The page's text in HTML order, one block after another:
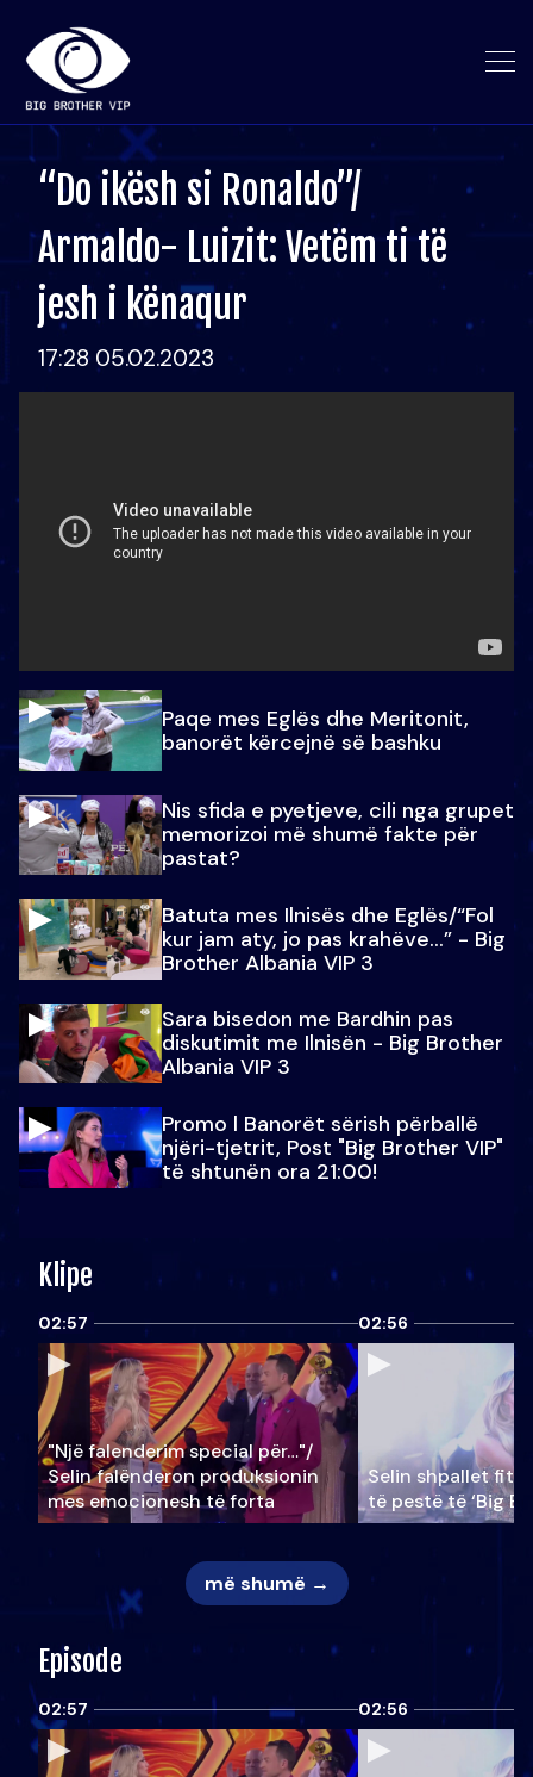
“Do ikësh si Ronaldo”/
Armaldo- Luizit: Vetëm ti të
jesh i kënaqur
17:28 05.02.2023
Paqe mes Eglës dhe Meritonit,
banorët kërcejnë së bashku
Nis sfida e pyetjeve, cili nga grupet
memorizoi më shumë fakte për
pastat?
Batuta mes Ilnisës dhe Eglës/“Fol
kur jam aty, jo pas krahëve…” - Big
Brother Albania VIP 3
Sara bisedon me Bardhin pas
diskutimit me Ilnisën - Big Brother
Albania VIP 3
Promo l Banorët sërish përballë
njëri-tjetrit, Post "Big Brother VIP"
të shtunën ora 21:00!
Klipe
02:57
"Një falenderim special për…"/
Selin falënderon produksionin
mes emocionesh të forta
02:56
Selin shpallet
të pestë të ‘Big
më shumë →
Episode
02:57 02:56